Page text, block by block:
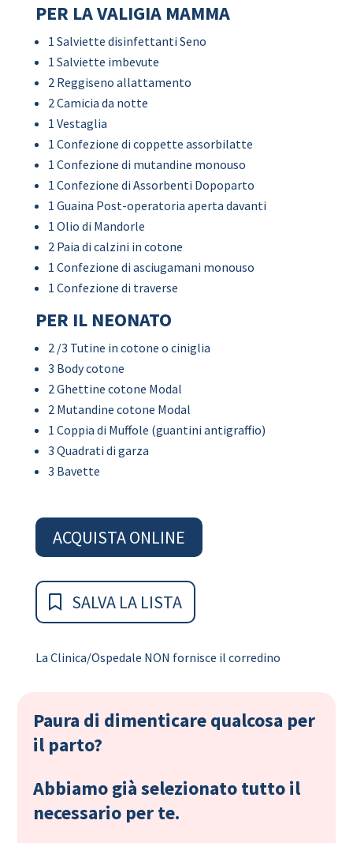
PER LA VALIGIA MAMMA
1 Salviette disinfettanti Seno
1 Salviette imbevute
2 Reggiseno allattamento
2 Camicia da notte
1 Vestaglia
1 Confezione di coppette assorbilatte
1 Confezione di mutandine monouso
1 Confezione di Assorbenti Dopoparto
1 Guaina Post-operatoria aperta davanti
1 Olio di Mandorle
2 Paia di calzini in cotone
1 Confezione di asciugamani monouso
1 Confezione di traverse
PER IL NEONATO
2 /3 Tutine in cotone o ciniglia
3 Body cotone
2 Ghettine cotone Modal
2 Mutandine cotone Modal
1 Coppia di Muffole (guantini antigraffio)
3 Quadrati di garza
3 Bavette
ACQUISTA ONLINE
SALVA LA LISTA
La Clinica/Ospedale NON fornisce il corredino
Paura di dimenticare qualcosa per
il parto?
Abbiamo già selezionato tutto il
necessario per te.